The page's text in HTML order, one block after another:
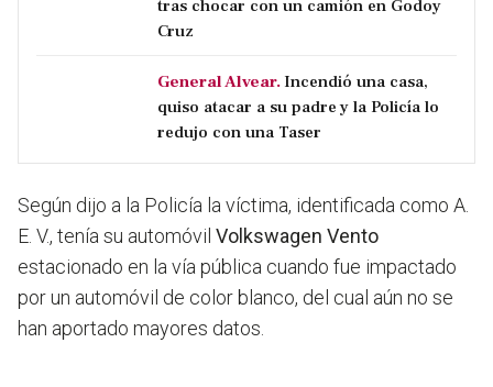
tras chocar con un camión en Godoy
Cruz
General Alvear. Incendió una casa,
quiso atacar a su padre y la Policía lo
redujo con una Taser
Según dijo a la Policía la víctima, identificada como A.
E. V., tenía su automóvil Volkswagen Vento
estacionado en la vía pública cuando fue impactado
por un automóvil de color blanco, del cual aún no se
han aportado mayores datos.